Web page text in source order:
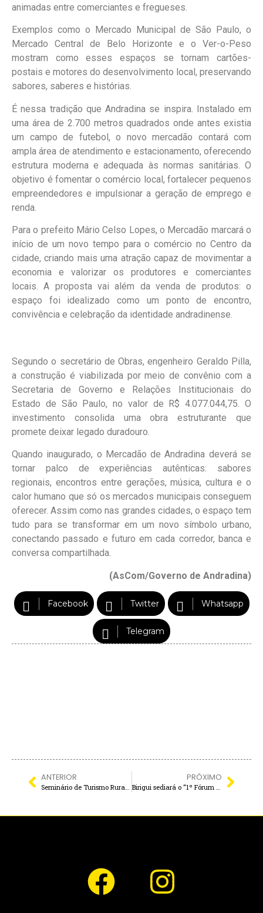
animadas entre comerciantes e fregueses.
Exemplos como o Mercado Municipal de São Paulo, o
Mercado Central de Belo Horizonte e o Ver-o-Peso
mostram como esses espaços se tornam cartões-
postais e motores do desenvolvimento local, preservando
sabores, saberes e histórias.
É nessa tradição que Andradina se inspira. Instalado em
uma área de 2.700 metros quadrados onde antes existia
um campo de futebol, o novo mercadão contará com
ampla área de atendimento e estacionamento, oferecendo
estrutura moderna e adequada às normas sanitárias. O
objetivo é fomentar o comércio local, fortalecer pequenos
empreendedores e impulsionar a geração de emprego e
renda.
Para o prefeito Mário Celso Lopes, o Mercadão marcará o
início de um novo tempo para o comércio no Centro da
cidade, criando mais uma atração capaz de movimentar a
economia e valorizar os produtores e comerciantes
locais. A proposta vai além da venda de produtos: o
espaço foi idealizado como um ponto de encontro,
convivência e celebração da identidade andradinense.
Segundo o secretário de Obras, engenheiro Geraldo Pilla,
a construção é viabilizada por meio de convênio com a
Secretaria de Governo e Relações Institucionais do
Estado de São Paulo, no valor de R$ 4.077.044,75. O
investimento consolida uma obra estruturante que
promete deixar legado duradouro.
Quando inaugurado, o Mercadão de Andradina deverá se
tornar palco de experiências autênticas: sabores
regionais, encontros entre gerações, música, cultura e o
calor humano que só os mercados municipais conseguem
oferecer. Assim como nas grandes cidades, o espaço tem
tudo para se transformar em um novo símbolo urbano,
conectando passado e futuro em cada corredor, banca e
conversa compartilhada.
(AsCom/Governo de Andradina)
Facebook Twitter Whatsapp
Telegram
ANTERIOR
Seminário de Turismo Rural será realizado no dia 19 de março em Araçatuba
PRÓXIMO
Birigui sediará o “1º Fórum de Turismo do Baixo Tietê” na próxima semana